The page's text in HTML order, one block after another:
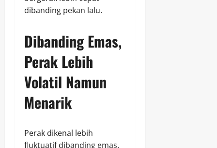
dibanding pekan lalu.
Dibanding Emas,
Perak Lebih
Volatil Namun
Menarik
Perak dikenal lebih
fluktuatif dibanding emas.